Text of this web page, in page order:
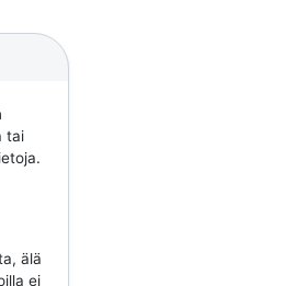
tai
älä
ei